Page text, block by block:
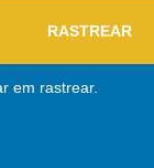
em rastrear.